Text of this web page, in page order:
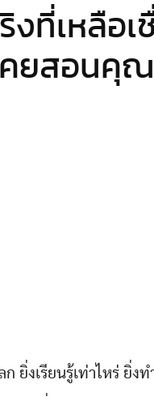
งที่เหลือ
ยสอนคุ
ก ยิ่งเรียนรู้เท่าไหร่ ยิ่